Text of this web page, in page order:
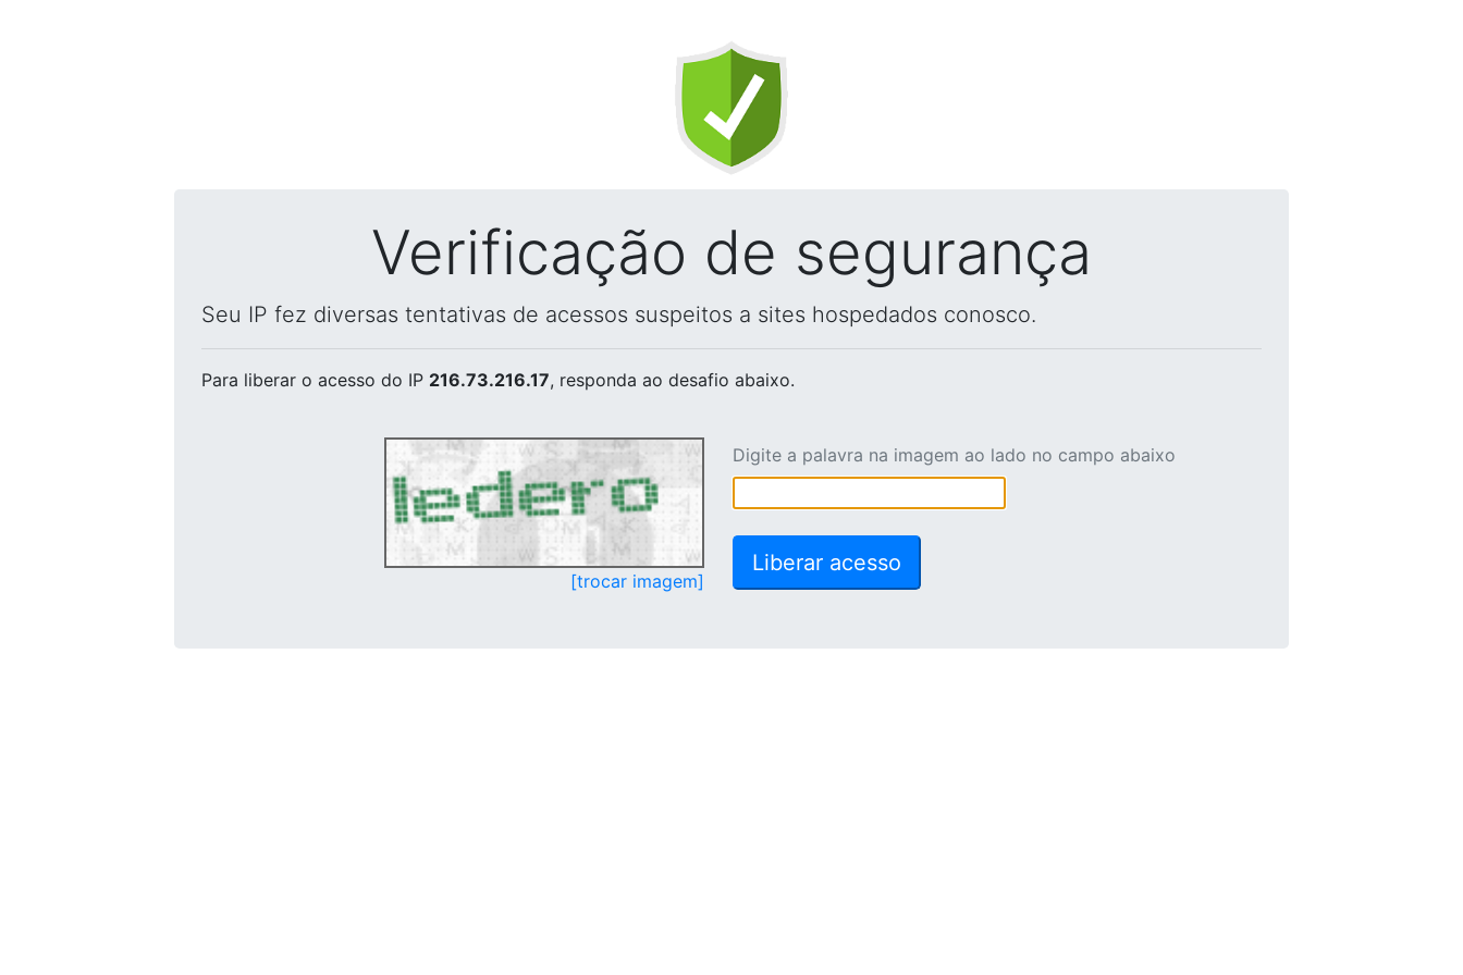
Verificação de segurança
Seu IP fez diversas tentativas de acessos suspeitos a sites hospedados conosco.
Para liberar o acesso do IP 216.73.216.17, responda ao desafio abaixo.
[trocar imagem]
Digite a palavra na imagem ao lado no campo abaixo